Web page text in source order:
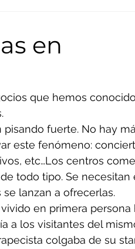
en
que hemos
fuerte. No hay
este fenómeno:
etc…Los centros
todo tipo. Se necesitan
lanzan a ofrecerlas.
en primera persona
a los visitantes del
colgaba de su